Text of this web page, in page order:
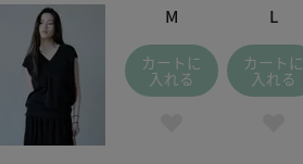
M
カートに
入れる
L
カートに
入れる